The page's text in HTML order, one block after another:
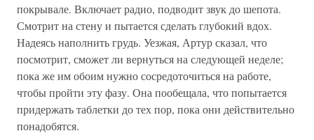
покрывале. Включает радио, подводит звук до шепота.
Смотрит на стену и пытается сделать глубокий вдох.
Надеясь наполнить грудь. Уезжая, Артур сказал, что
посмотрит, сможет ли вернуться на следующей неделе;
пока же им обоим нужно сосредоточиться на работе,
чтобы пройти эту фазу. Она пообещала, что попытается
придержать таблетки до тех пор, пока они действительно
понадобятся.